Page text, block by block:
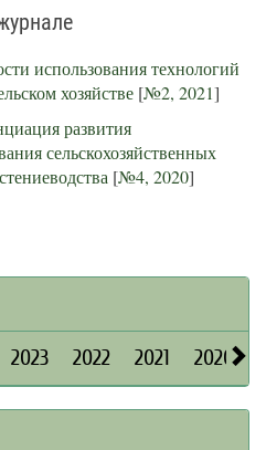
использования технологий
хозяйстве [№2, 2021]
развития
сельскохозяйственных
[№4, 2020]
2023 2022 2021 2020